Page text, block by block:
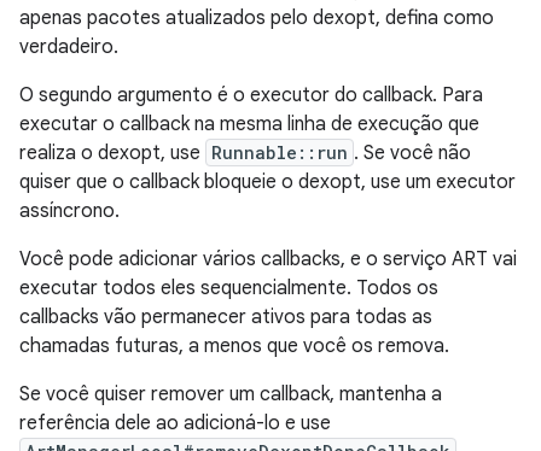
apenas pacotes atualizados pelo dexopt, defina como
verdadeiro.
O segundo argumento é o executor do callback. Para
executar o callback na mesma linha de execução que
realiza o dexopt, use Runnable::run . Se você não
quiser que o callback bloqueie o dexopt, use um executor
assíncrono.
Você pode adicionar vários callbacks, e o serviço ART vai
executar todos eles sequencialmente. Todos os
callbacks vão permanecer ativos para todas as
chamadas futuras, a menos que você os remova.
Se você quiser remover um callback, mantenha a
referência dele ao adicioná-lo e use